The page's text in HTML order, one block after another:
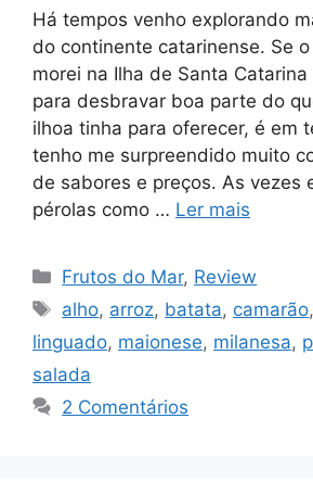
Há tempos venho explorando
do continente catarinense. Se
morei na Ilha de Santa
para desbravar boa parte do
ilhoa tinha para oferecer, é em
tenho me surpreendido muito
de sabores e preços. As vezes
pérolas como … Ler mais
Categorias
Frutos do Mar, Review
Tags
alho, arroz, batata, camarão
linguado, maionese, milanesa,
salada
2 Comentários